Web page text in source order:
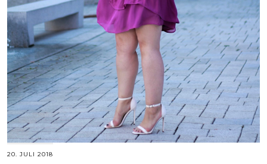
20. JULI 2018